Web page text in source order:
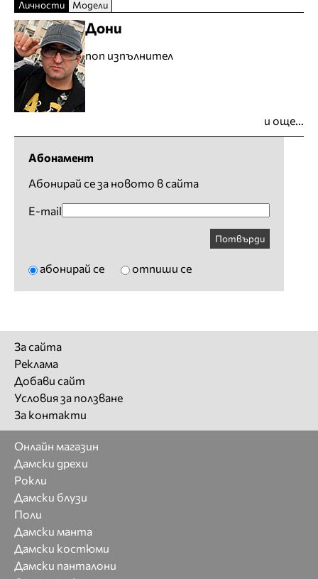
Личности Модели
Дони
поп изпълнител
и още...
Абонамент
Абонирай се за новото в сайта
E-mail
Потвърди
абонирай се отпиши се
За сайта
Реклама
Добави сайт
Условия за ползване
За контакти
Онлайн магазин
Дамски дрехи
Рокли
Дамски блузи
Поли
Дамски манта
Дамски костюми
Дамски панталони